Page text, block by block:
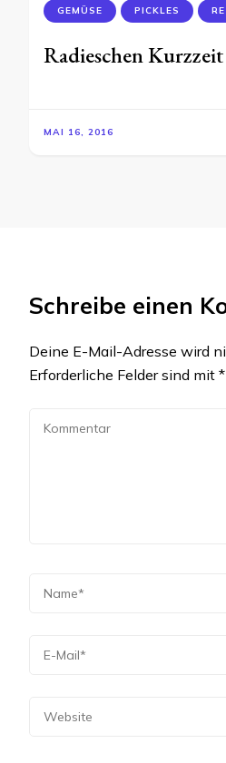
GEMÜSE PICKLES
Radieschen
MAI 16, 2016
Schreibe einen
Deine E-Mail-Adresse wird
Erforderliche Felder sind mit *